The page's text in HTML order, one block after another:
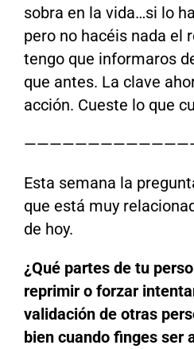
sobra en la vida…si lo
pero no hacéis nada el
tengo que informaros
que antes. La clave
acción. Cueste lo que
——————————
Esta semana la
que está muy
de hoy.
¿Qué partes de tu
reprimir o forzar
validación de otras
bien cuando finges ser